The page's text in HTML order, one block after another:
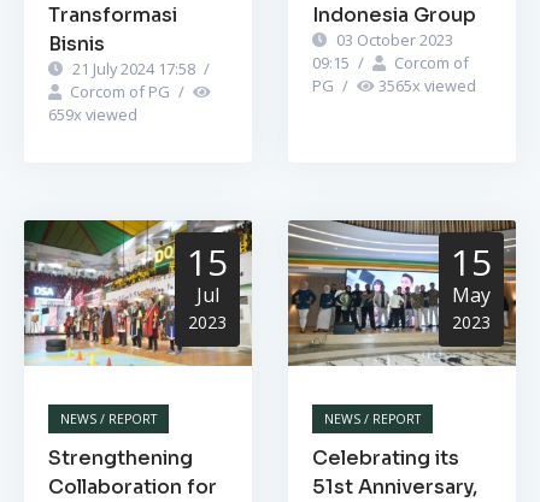
Transformasi
Bisnis
21 July 2024 17:58 /
Corcom of PG /
659x viewed
Indonesia Group
03 October 2023
09:15 /
Corcom of
PG / 3565x viewed
15
Jul
2023
NEWS / REPORT
Strengthening
Collaboration for
15
May
2023
NEWS / REPORT
Celebrating its
51st Anniversary,